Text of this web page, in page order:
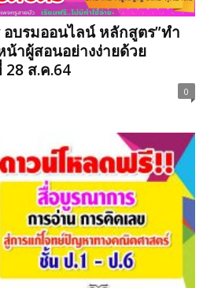
บรมออนไลน์ หลักสูตร”ทำ
าผู้สอนอย่างง่ายด้วย
28 ส.ค.64
0